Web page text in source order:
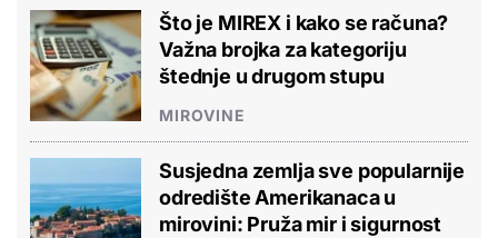
Što je MIREX i kako se računa?
Važna brojka za kategoriju
štednje u drugom stupu
MIROVINE
Susjedna zemlja sve popularnije
odredište Amerikanaca u
mirovini: Pruža mir i sigurnost